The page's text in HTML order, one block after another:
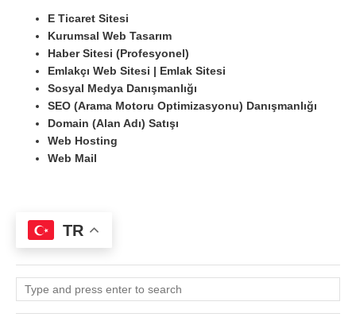
E Ticaret Sitesi
Kurumsal Web Tasarım
Haber Sitesi (Profesyonel)
Emlakçı Web Sitesi | Emlak Sitesi
Sosyal Medya Danışmanlığı
SEO (Arama Motoru Optimizasyonu) Danışmanlığı
Domain (Alan Adı) Satışı
Web Hosting
Web Mail
TR